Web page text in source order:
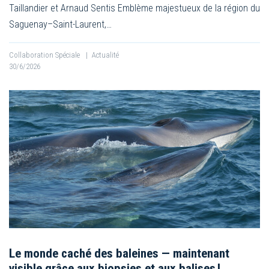
Taillandier et Arnaud Sentis Emblème majestueux de la région du
Saguenay–Saint-Laurent,…
Collaboration Spéciale | Actualité
30/6/2026
Le monde caché des baleines — maintenant